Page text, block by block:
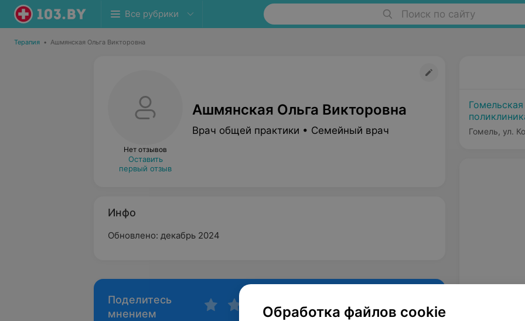
Все рубрики Поиск по сайту
Терапия • Ашмянская Ольга Викторовна
Нет отзывов
Оставить
первый отзыв
Ашмянская Ольга Викторовна
Врач общей практики • Семейный врач
Инфо
Обновлено: декабрь 2024
Поделитесь
мнением
Гомель, ул.
Обработка файлов cookie